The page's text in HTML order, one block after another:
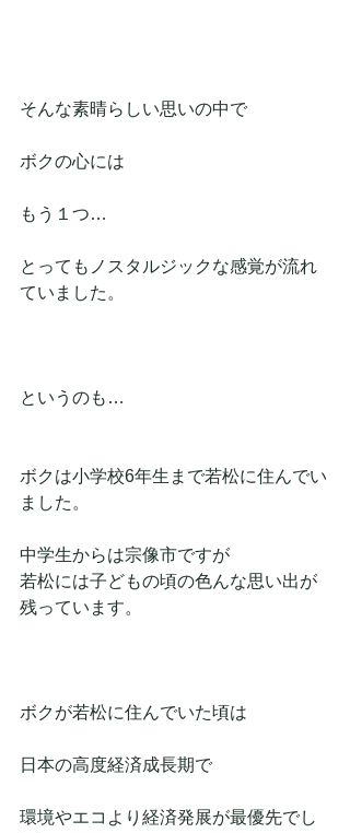
そんな素晴らしい思いの中で
ボクの心には
もう１つ…
とってもノスタルジックな感覚が流れ
ていました。
というのも…
ボクは小学校6年生まで若松に住んでい
ました。
中学生からは宗像市ですが
若松には子どもの頃の色んな思い出が
残っています。
ボクが若松に住んでいた頃は
日本の高度経済成長期で
環境やエコより経済発展が最優先でし